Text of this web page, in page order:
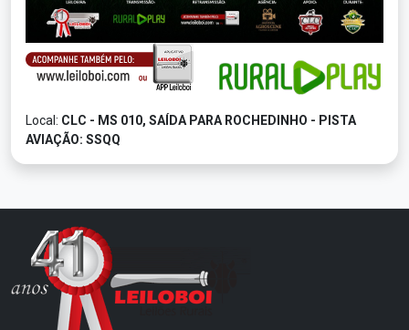
Local: CLC - MS 010, SAÍDA PARA ROCHEDINHO - PISTA
AVIAÇÃO: SSQQ